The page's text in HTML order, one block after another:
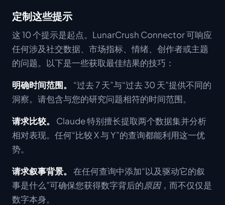
定制这些提示
这 10 个提示是起点。LunarCrush Connector 可响应
任何涉及社交数据、市场指标、情绪、创作者或主题
的问题。以下是一些获取最佳结果的技巧：
明确时间范围。
“过去 7 天”与“过去 30 天”提供不同的
洞察。请包含与您的研究问题相符的时间范围。
请求比较。
Claude 特别擅长提取两个数据集并分析
相对表现。任何“比较 X 与 Y”的查询都能利用这一优
势。
请求叙事背景。
在任何查询中添加“以及驱动它的叙
事是什么”可确保您获得数字背后的原因，而不仅仅是
数字本身。